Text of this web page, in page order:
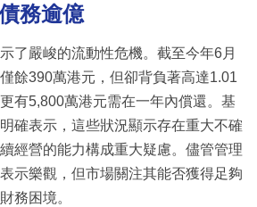
務逾億
了嚴峻的流動性危機。截至今年6月
餘390萬港元，但卻背負著高達1.01
有5,800萬港元需在一年內償還。基
確表示，這些狀況顯示存在重大不確
經營的能力構成重大疑慮。儘管管理
示樂觀，但市場關注其能否獲得足夠
務困境。